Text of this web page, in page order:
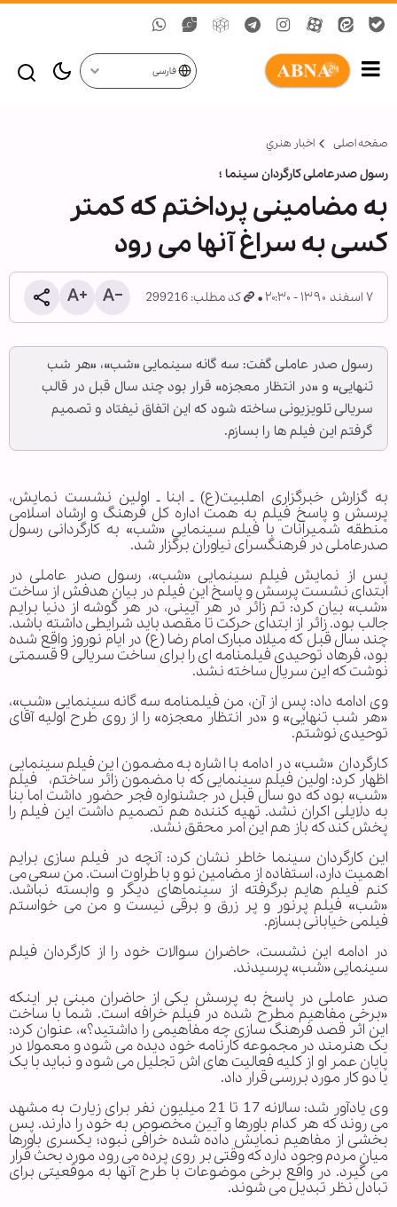
فارسی
صفحه اصلی اخبار هنري
رسول صدرعاملی کارگردان سينما ؛
به مضامینی پرداختم که کمتر
کسی به سراغ آنها می رود
۷ اسفند ۱۳۹۰ - ۲۰:۳۰ کد مطلب: 299216
رسول صدر عاملی گفت: سه گانه سینمایی «شب»، «هر شب
تنهایی» و «در انتظار معجزه» قرار بود چند سال قبل در قالب
سریالی تلویزیونی ساخته شود که این اتفاق نیفتاد و تصمیم
گرفتم این فیلم ها را بسازم.
به گزارش خبرگزاری اهل‏بیت(ع) ـ ابنا ـ اولین نشست نمایش،
پرسش و پاسخ فیلم به همت اداره کل فرهنگ و ارشاد اسلامی
منطقه شمیرانات با فیلم سینمایی «شب» به کارگردانی رسول
صدرعاملی در فرهنگسرای نیاوران برگزار شد.
پس از نمایش فیلم سینمایی «شب»، رسول صدر عاملی در
ابتدای نشست پرسش و پاسخ این فیلم در بیان هدفش از ساخت
«شب» بیان کرد: تم زائر در هر آیینی، در هر گوشه از دنیا برایم
جالب بود. زائر از ابتدای حرکت تا مقصد باید شرایطی داشته باشد.
چند سال قبل که میلاد مبارک امام رضا (ع) در ایام نوروز واقع شده
بود، فرهاد توحیدی فیلمنامه ای را برای ساخت سریالی 9 قسمتی
نوشت که این سریال ساخته نشد.
وی ادامه داد: پس از آن، من فیلمنامه سه گانه سینمایی «شب»،
«هر شب تنهایی» و «در انتظار معجزه» را از روی طرح اولیه آقای
توحیدی نوشتم.
کارگردان «شب» در ادامه با اشاره به مضمون این فیلم سینمایی
اظهار کرد: اولین فیلم سینمایی که با مضمون زائر ساختم، فیلم
«شب» بود که دو سال قبل در جشنواره فجر حضور داشت اما بنا
به دلایلی اکران نشد. تهیه کننده هم تصمیم داشت این فیلم را
پخش کند که باز هم این امر محقق نشد.
این کارگردان سینما خاطر نشان کرد: آنچه در فیلم سازی برایم
اهمیت دارد، استفاده از مضامین نو و با طراوت است. من سعی می
کنم فیلم هایم برگرفته از سینماهای دیگر و وابسته نباشد.
«شب» فیلم پرنور و پر زرق و برقی نیست و من می خواستم
فیلمی خیابانی بسازم.
در ادامه این نشست، حاضران سوالات خود را از کارگردان فیلم
سینمایی «شب» پرسیدند.
صدر عاملی در پاسخ به پرسش یکی از حاضران مبنی بر اینکه
«برخی مفاهیم مطرح شده در فیلم خرافه است. شما با ساخت
این اثر قصد فرهنگ سازی چه مفاهیمی را داشتید؟»، عنوان کرد:
یک هنرمند در مجموعه کارنامه خود دیده می شود و معمولا در
پایان عمر او از کلیه فعالیت های اش تجلیل می شود و نباید با یک
یا دو کار مورد بررسی قرار داد.
وی یادآور شد: سالانه 17 تا 21 میلیون نفر برای زیارت به مشهد
می روند که هر کدام باورها و آیین مخصوص به خود را دارند. پس
بخشی از مفاهیم نمایش داده شده خرافی نبود؛ یکسری باورها
میان مردم وجود دارد که وقتی بر روی پرده می رود مورد بحث قرار
می گیرد. در واقع برخی موضوعات با طرح آنها به موقعیتی برای
تبادل نظر تبدیل می شوند.